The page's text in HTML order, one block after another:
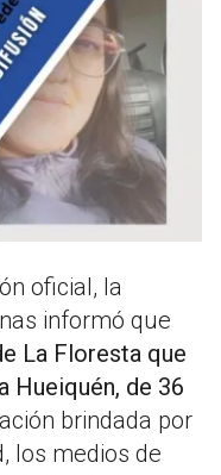
oficial, la
informó que
La Floresta que
Hueiquén, de 36
brindada por
los medios de